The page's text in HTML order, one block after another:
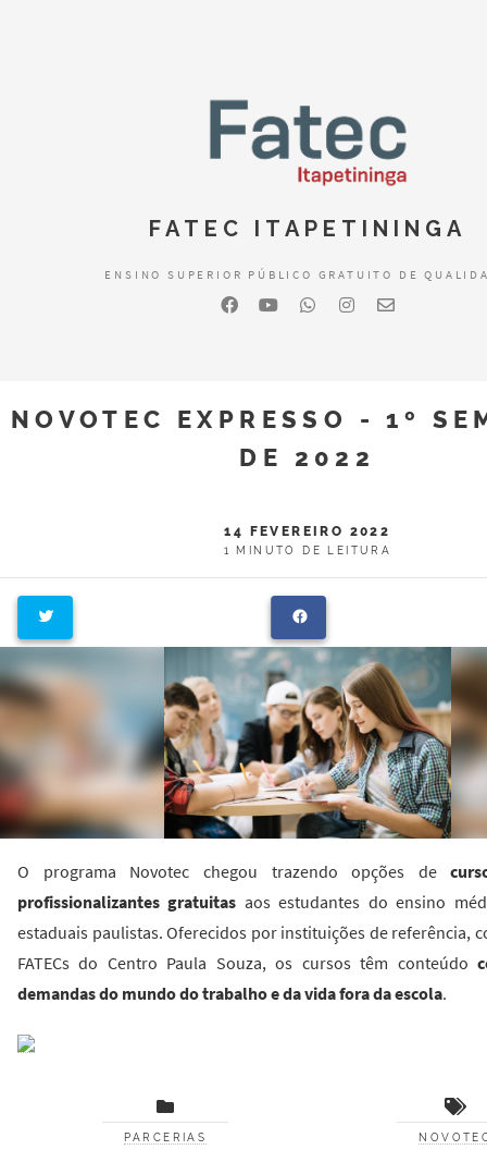
FATEC ITAPETININGA
ENSINO SUPERIOR PÚBLICO GRATUITO DE
NOVOTEC EXPRESSO - 1º
DE 2022
14 FEVEREIRO 2022
1 MINUTO DE LEITURA
O programa Novotec chegou trazendo opções de
profissionalizantes gratuitas aos estudantes do ensino
estaduais paulistas. Oferecidos por instituições de referência,
FATECs do Centro Paula Souza, os cursos têm conteúdo
demandas do mundo do trabalho e da vida fora da escola.
PARCERIAS